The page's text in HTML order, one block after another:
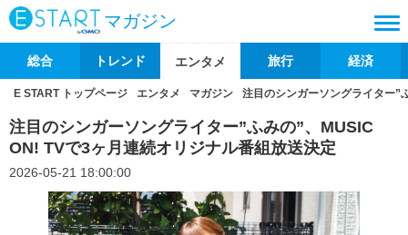
マガジン
総合 トレンド エンタメ 旅行 経済
E START トップページ エンタメ マガジン 注目のシンガーソングライター”
注目のシンガーソングライター”ふみの”、MUSIC
ON! TVで3ヶ月連続オリジナル番組放送決定
2026-05-21 18:00:00